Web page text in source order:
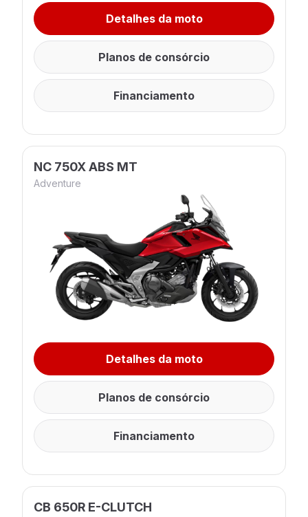
Detalhes da moto
Planos de consórcio
Financiamento
NC 750X ABS MT
Adventure
Detalhes da moto
Planos de consórcio
Financiamento
CB 650R E-CLUTCH